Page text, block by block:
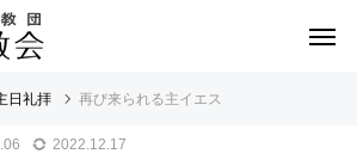
日礼拝 再び来られる主イエス
2022.12.17